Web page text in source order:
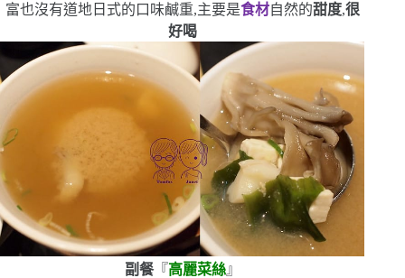
富也沒有道地日式的口味鹹重,主要是食材自然的甜度,很
好喝
副餐『高麗菜絲』